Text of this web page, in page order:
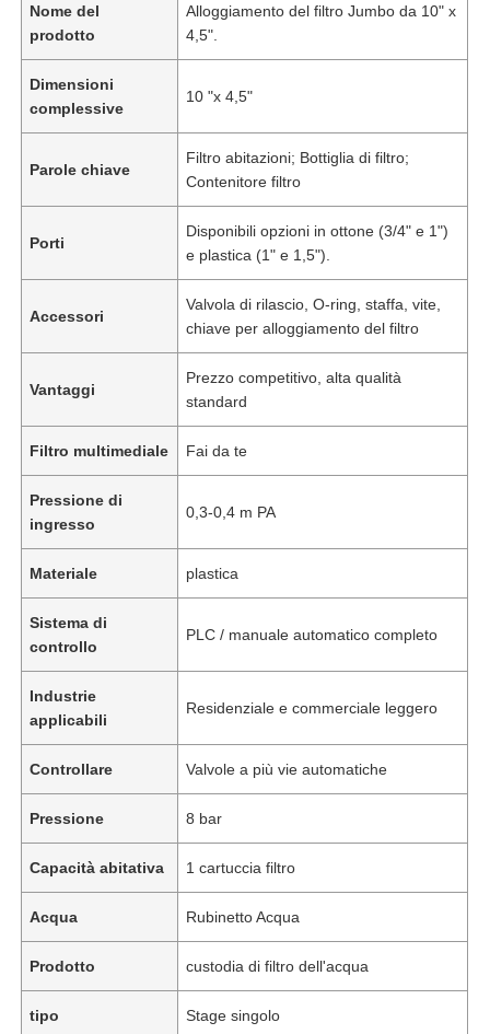
Prodotti
Video
Nome del
prodotto
Alloggiamento del filtro Jumbo da 10" x
4,5".
Dimensioni
complessive
10 "x 4,5"
Parole chiave
Filtro abitazioni; Bottiglia di filtro;
Contenitore filtro
Porti
Disponibili opzioni in ottone (3/4" e 1")
e plastica (1" e 1,5").
Accessori
Valvola di rilascio, O-ring, staffa, vite,
chiave per alloggiamento del filtro
Vantaggi
Prezzo competitivo, alta qualità
standard
Filtro multimediale Fai da te
Pressione di
ingresso
0,3-0,4 m PA
Materiale plastica
Sistema di
controllo
PLC / manuale automatico completo
Industrie
applicabili
Residenziale e commerciale leggero
Controllare Valvole a più vie automatiche
Pressione 8 bar
Capacità abitativa 1 cartuccia filtro
Acqua Rubinetto Acqua
Prodotto custodia di filtro dell'acqua
tipo Stage singolo